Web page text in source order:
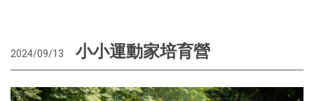
2024/09/13 小小運動家培育營